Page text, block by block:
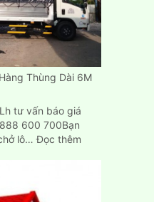
Hàng
Tp.HCM,
Bình
Dương,
Biên
Hòa
Thùng Dài 6M
tư vấn báo giá
600 700Bạn
lô…Đọc thêm: